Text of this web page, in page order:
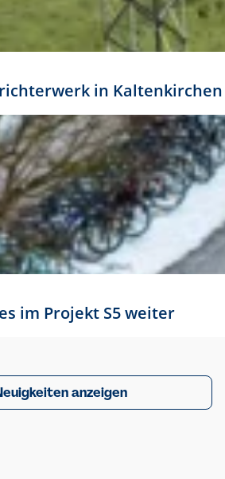
in Kaltenkirchen
im Projekt S5 weiter
anzeigen